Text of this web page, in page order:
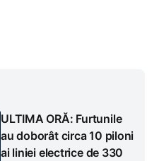
ULTIMA ORĂ: Furtunile
au doborât circa 10 piloni
ai liniei electrice de 330